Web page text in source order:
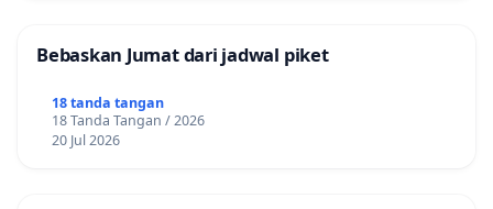
Bebaskan Jumat dari jadwal piket
18 tanda tangan
18 Tanda Tangan / 2026
20 Jul 2026